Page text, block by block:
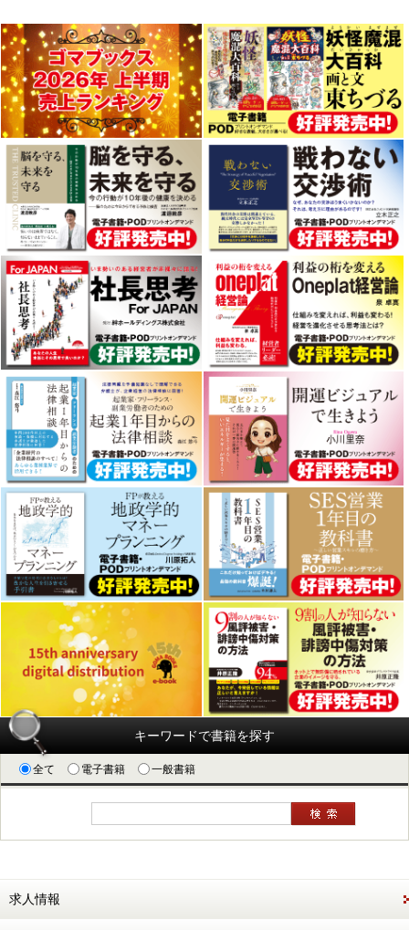
キーワードで書籍を探す
全て 電子書籍 一般書籍
求人情報